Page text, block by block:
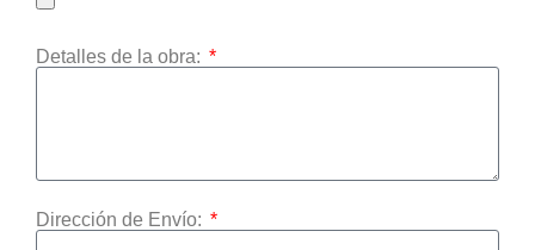
Detalles de la obra:
Dirección de Envío: